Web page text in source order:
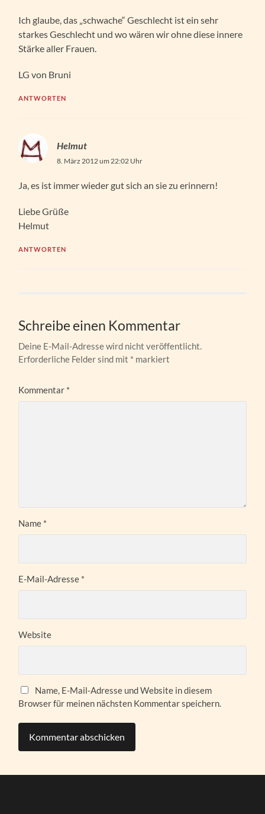
Ich glaube, das „schwache“ Geschlecht ist ein sehr
starkes Geschlecht und wo wären wir ohne diese innere
Stärke aller Frauen.
LG von Bruni
ANTWORTEN
Helmut
8. März 2012 um 22:02 Uhr
Ja, es ist immer wieder gut sich an sie zu erinnern!
Liebe Grüße
Helmut
ANTWORTEN
Schreibe einen Kommentar
Deine E-Mail-Adresse wird nicht veröffentlicht.
Erforderliche Felder sind mit * markiert
Kommentar *
Name *
E-Mail-Adresse *
Website
Name, E-Mail-Adresse und Website in diesem
Browser für meinen nächsten Kommentar speichern.